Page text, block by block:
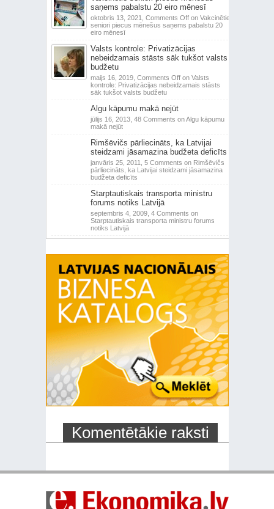
saņems pabalstu 20 eiro mēnesī
oktobris 13, 2021, Comments Offon Vakcinētie
seniori piecus mēnešus saņems pabalstu 20
eiro mēnesī
Valsts kontrole: Privatizācijas
nebeidzamais stāsts sāk tukšot valsts
budžetu
maijs 16, 2019, Comments Offon Valsts
kontrole: Privatizācijas nebeidzamais stāsts
sāk tukšot valsts budžetu
Algu kāpumu makā nejūt
jūlijs 16, 2013, 48 Comments on Algu kāpumu
makā nejūt
Rimšēvičs pārliecināts, ka Latvijai
steidzami jāsamazina budžeta deficīts
janvāris 25, 2011, 5 Comments on Rimšēvičs
pārliecināts, ka Latvijai steidzami jāsamazina
budžeta deficīts
Starptautiskais transporta ministru
forums notiks Latvijā
septembris 4, 2009, 4 Comments on
Starptautiskais transporta ministru forums
notiks Latvijā
Komentētākie raksti